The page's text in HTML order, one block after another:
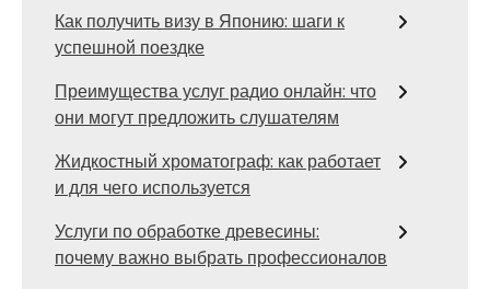
Как получить визу в Японию: шаги к
успешной поездке
Преимущества услуг радио онлайн: что
они могут предложить слушателям
Жидкостный хроматограф: как работает
и для чего используется
Услуги по обработке древесины:
почему важно выбрать профессионалов